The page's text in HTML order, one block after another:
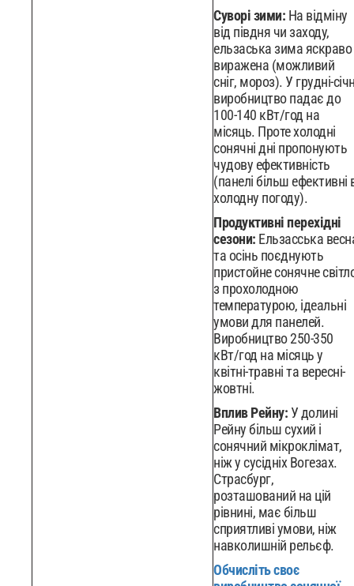
Суворі зими: На відміну
від півдня чи заходу,
ельзаська зима яскраво
виражена (можливий
сніг, мороз). У грудні-
виробництво падає до
100-140 кВт/год на
місяць. Проте холодні
сонячні дні пропонують
чудову ефективність
(панелі більш ефективні
холодну погоду).
Продуктивні перехідні
сезони: Ельзасська
та осінь поєднують
пристойне сонячне
з прохолодною
температурою, ідеальні
умови для панелей.
Виробництво 250-350
кВт/год на місяць у
квітні-травні та вересні-
жовтні.
Вплив Рейну: У долині
Рейну більш сухий і
сонячний мікроклімат,
ніж у сусідніх Вогезах.
Страсбург,
розташований на цій
рівнині, має більш
сприятливі умови, ніж
навколишній рельєф.
Обчисліть своє